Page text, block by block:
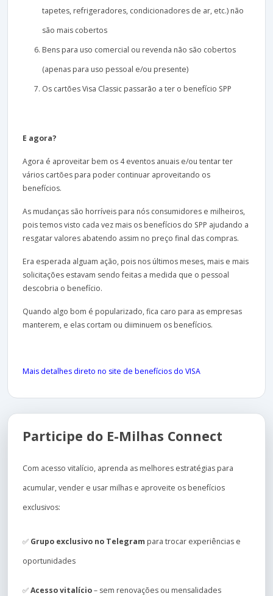
tapetes, refrigeradores, condicionadores de ar, etc.) não
são mais cobertos
Bens para uso comercial ou revenda não são cobertos
(apenas para uso pessoal e/ou presente)
Os cartões Visa Classic passarão a ter o benefício SPP
E agora?
Agora é aproveitar bem os 4 eventos anuais e/ou tentar ter
vários cartões para poder continuar aproveitando os
benefícios.
As mudanças são horríveis para nós consumidores e milheiros,
pois temos visto cada vez mais os benefícios do SPP ajudando a
resgatar valores abatendo assim no preço final das compras.
Era esperada alguam ação, pois nos últimos meses, mais e mais
solicitações estavam sendo feitas a medida que o pessoal
descobria o benefício.
Quando algo bom é popularizado, fica caro para as empresas
manterem, e elas cortam ou diiminuem os benefícios.
Mais detalhes direto no site de benefícios do VISA
Participe do E-Milhas Connect
Com acesso vitalício, aprenda as melhores estratégias para
acumular, vender e usar milhas e aproveite os benefícios
exclusivos:
✅ Grupo exclusivo no Telegram para trocar experiências e
oportunidades
✅Acesso vitalício– sem renovações ou mensalidades